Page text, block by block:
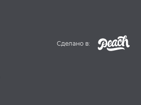
Cделано в: